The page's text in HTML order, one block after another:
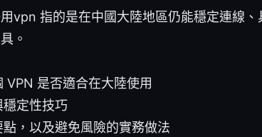
vpn 指的是在中國大陸地區仍能穩定連線
。
VPN 是否適合在大陸使用
穩定性技巧
點，以及避免風險的實務做法